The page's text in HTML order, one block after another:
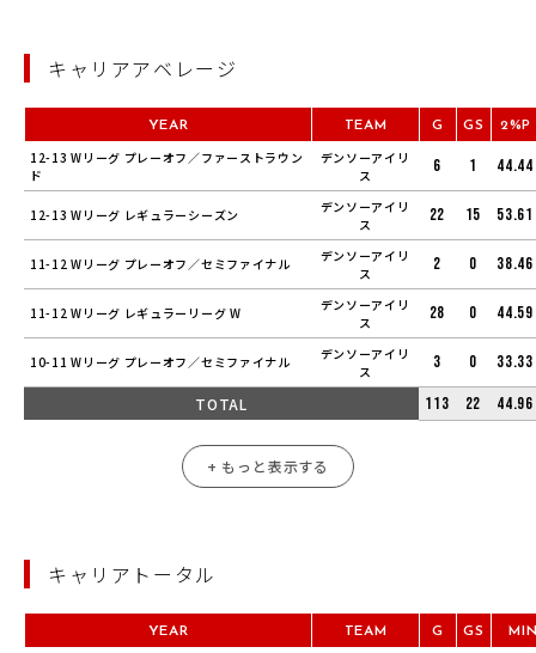
キャリアアベレージ
YEAR TEAM G GS 2%P
12-13 Wリーグ プレーオフ／ファーストラウン
ド
デンソーアイリ
ス
6 1 44.44
12-13 Wリーグ レギュラーシーズン
デンソーアイリ
ス
22 15 53.61
11-12 Wリーグ プレーオフ／セミファイナル
デンソーアイリ
ス
2 0 38.46
11-12 Wリーグ レギュラーリーグ W
デンソーアイリ
ス
28 0 44.59
10-11 Wリーグ プレーオフ／セミファイナル
デンソーアイリ
ス
3 0 33.33
TOTAL 113 22 44.96
+ もっと表示する
キャリアトータル
YEAR TEAM G GS